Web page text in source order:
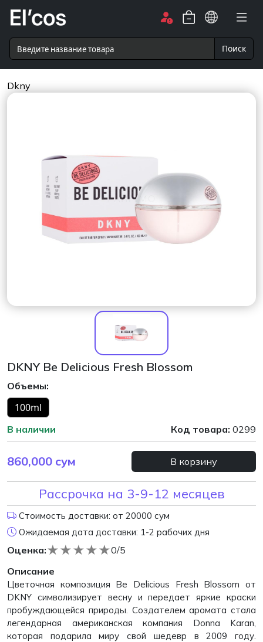
Поиск
Dkny
DKNY Be Delicious Fresh Blossom
Объемы:
100ml
В наличии Код товара: 0299
860,000 сум В корзину
Рассрочка на 3-9-12 месяцев
Стоимость доставки: от 20000 сум
Ожидаемая дата доставки: 1-2 рабочих дня
Оценка: ★
★
★
★
★
0/5
Описание
Цветочная композиция Be Delicious Fresh Blossom от
DKNY символизирует весну и передает яркие краски
пробуждающейся природы. Создателем аромата стала
легендарная американская компания Donna Karan,
которая подарила миру свой шедевр в 2009 году.